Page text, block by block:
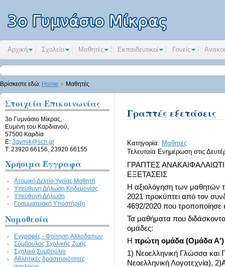
Αρχική Σχολείο Μαθητές Εκπαιδευτικοί Γονείς
Βρίσκεστε εδώ: Home Μαθητές
Στοιχεία Επικοινωνίας
3ο Γυμνάσιο Μίκρας,
Ευμένη του Καρδιανού,
57500 Καρδία
E: 3gymik@sch.gr
Τ: 23920 66156, 23920 66155
Χρήσιμα Έγγραφα
Ατομικό Δελτίο Υγείας Μαθητή
Υπεύθυνη Δήλωση Kηδεμονίας
Υπεύθυνη Δήλωση
Γραμματειακή Υποστήριξη
Νομοθεσία
Εγγραφές - Φοίτηση Aλλοδαπών
Σύμβουλος Σχολικής Ζωής
Σχολικό Συμβούλιο
Αθλητικές δραστηριότητες
Γραπτές εξετάσεις
Κατηγορία: Μαθητές
Τελευταία Ενημέρωση στις
ΓΡΑΠΤΕΣ
ΕΞΕΤΑΣΕΙΣ
H αξιολόγηση των μαθητών
2021 προκύπτει από τον
4692/2020 που τροποποίησε
Τα μαθήματα που
ομάδες:
Η πρώτη ομάδα (Ομάδα Α')
1) Νεοελληνική Γλώσσα και
Νεοελληνική Λογοτεχνία),